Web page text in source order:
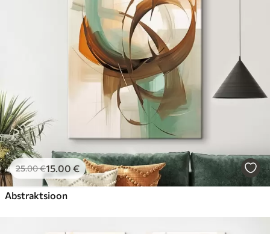
25.00€15.00 €
Abstraktsioon